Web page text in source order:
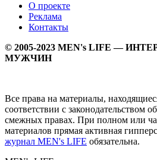
О проекте
Реклама
Контакты
© 2005-2023 MEN's LIFE —
МУЖЧИН
Все права на материалы,
соответствии с законодательством
смежных правах. При полном или
материалов прямая активная
журнал MEN's LIFE обязательна.